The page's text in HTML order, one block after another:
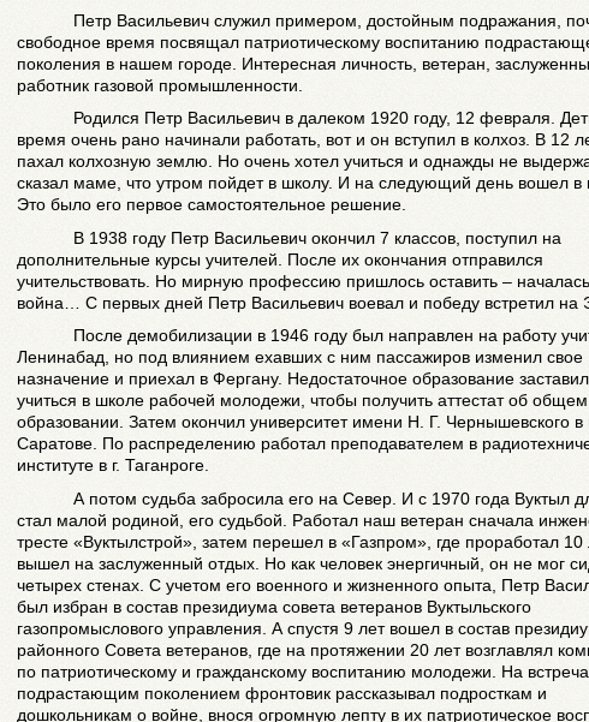
Петр Васильевич служил примером, достойным подражания,
свободное время посвящал патриотическому воспитанию
поколения в нашем городе. Интересная личность, ветеран,
работник газовой промышленности.
Родился Петр Васильевич в далеком 1920 году, 12 февраля.
время очень рано начинали работать, вот и он вступил в колхоз. В 12
пахал колхозную землю. Но очень хотел учиться и однажды не
сказал маме, что утром пойдет в школу. И на следующий день вошел в
Это было его первое самостоятельное решение.
В 1938 году Петр Васильевич окончил 7 классов, поступил на
дополнительные курсы учителей. После их окончания отправился
учительствовать. Но мирную профессию пришлось оставить – началась
война… С первых дней Петр Васильевич воевал и победу встретил на
После демобилизации в 1946 году был направлен на работу
Ленинабад, но под влиянием ехавших с ним пассажиров изменил свое
назначение и приехал в Фергану. Недостаточное образование
учиться в школе рабочей молодежи, чтобы получить аттестат об общем
образовании. Затем окончил университет имени Н. Г. Чернышевского в
Саратове. По распределению работал преподавателем в
институте в г. Таганроге.
А потом судьба забросила его на Север. И с 1970 года Вуктыл
стал малой родиной, его судьбой. Работал наш ветеран сначала
тресте «Вуктылстрой», затем перешел в «Газпром», где проработал 10
вышел на заслуженный отдых. Но как человек энергичный, он не мог
четырех стенах. С учетом его военного и жизненного опыта, Петр
был избран в состав президиума совета ветеранов Вуктыльского
газопромыслового управления. А спустя 9 лет вошел в состав
районного Совета ветеранов, где на протяжении 20 лет возглавлял
по патриотическому и гражданскому воспитанию молодежи. На
подрастающим поколением фронтовик рассказывал подросткам и
дошкольникам о войне, внося огромную лепту в их патриотическое